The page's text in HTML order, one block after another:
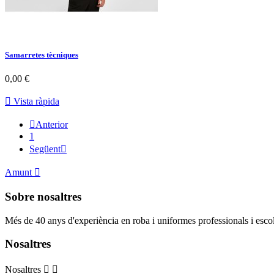
Samarretes tècniques
0,00 €
 Vista ràpida
Anterior
1
Següent
Amunt 
Sobre nosaltres
Més de 40 anys d'experiència en roba i uniformes professionals i
Nosaltres
Nosaltres  